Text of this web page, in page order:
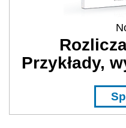
Przykłady,